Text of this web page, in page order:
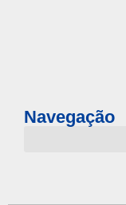
Navegação